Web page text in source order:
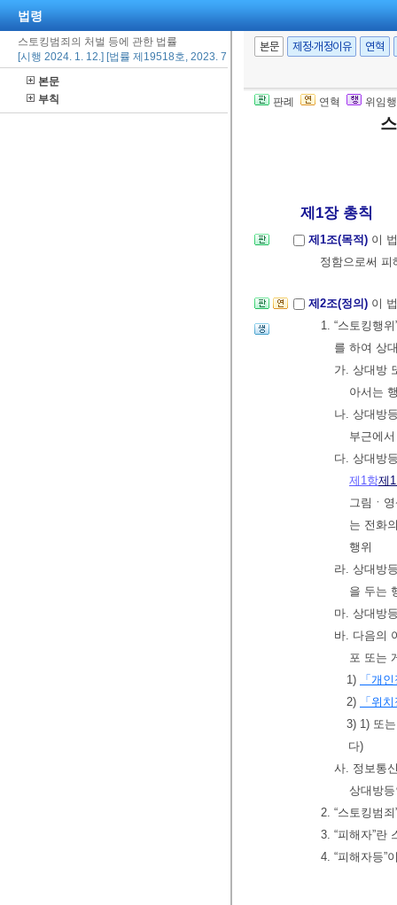
법령
스토킹범죄의 처벌 등에 관한 법률
[시행 2024. 1. 12.] [법률 제19518호, 2023. 7. 11., 일부개정]
본문
부칙
본문 제정·개정이유 연혁
판례 연혁 위임
제1장 총칙
제1조(목적) 이
정함으로써
제2조(정의) 이
1. “스토킹행
를 하여 상
가. 상대방
아서는
나. 상대방
부근에
다. 상대방
제1항제
그림ㆍ
는 전화
행위
라. 상대방
을 두는
마. 상대방
바. 다음의
포 또는
1)
「개
2)
「위
3) 1) 또
다)
사. 정보통
상대방
2. “스토킹범
3. “피해자”란
4. “피해자등”